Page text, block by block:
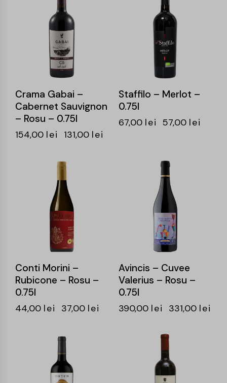
Crama Gabai –
Cabernet Sauvignon
– Rosu – 0.75l
154,00 lei 131,00 lei
Staffilo – Merlot –
0.75l
67,00 lei 57,00 lei
Conti Morini –
Rubicone – Rosu –
0.75l
44,00 lei 37,00 lei
Avincis – Cuvee
Valerius – Rosu –
0.75l
390,00 lei 331,00 lei